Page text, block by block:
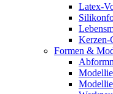
Latex-
Kerzen-
Formen &